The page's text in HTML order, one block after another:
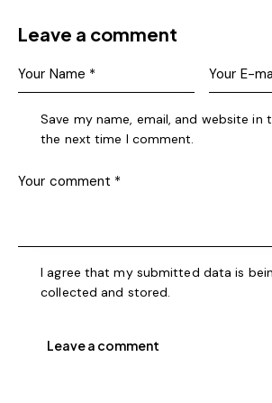
Leave a comment
Save my name, email, and website in
the next time I comment.
I agree that my submitted data is
collected and stored.